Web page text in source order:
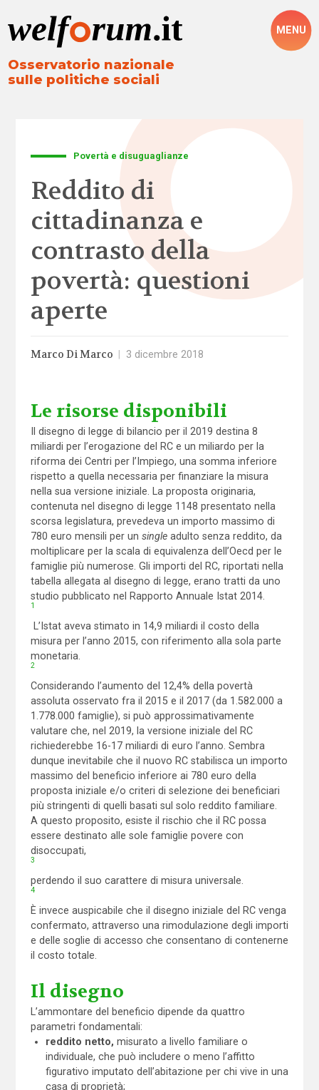
Osservatorio nazionale
sulle politiche sociali
MENU
Povertà e disuguaglianze
Reddito di
cittadinanza e
contrasto della
povertà: questioni
aperte
Marco Di Marco 3 dicembre 2018
Le risorse disponibili
Il disegno di legge di bilancio per il 2019 destina 8
miliardi per l’erogazione del RC e un miliardo per la
riforma dei Centri per l’Impiego, una somma inferiore
rispetto a quella necessaria per finanziare la misura
nella sua versione iniziale. La proposta originaria,
contenuta nel disegno di legge 1148 presentato nella
scorsa legislatura, prevedeva un importo massimo di
780 euro mensili per un singleadulto senza reddito, da
moltiplicare per la scala di equivalenza dell’Oecd per le
famiglie più numerose. Gli importi del RC, riportati nella
tabella allegata al disegno di legge, erano tratti da uno
studio pubblicato nel Rapporto Annuale Istat 2014.
1
L’Istat aveva stimato in 14,9 miliardi il costo della
misura per l’anno 2015, con riferimento alla sola parte
monetaria.
2
Considerando l’aumento del 12,4% della povertà
assoluta osservato fra il 2015 e il 2017 (da 1.582.000 a
1.778.000 famiglie), si può approssimativamente
valutare che, nel 2019, la versione iniziale del RC
richiederebbe 16-17 miliardi di euro l’anno. Sembra
dunque inevitabile che il nuovo RC stabilisca un importo
massimo del beneficio inferiore ai 780 euro della
proposta iniziale e/o criteri di selezione dei beneficiari
più stringenti di quelli basati sul solo reddito familiare.
A questo proposito, esiste il rischio che il RC possa
essere destinato alle sole famiglie povere con
disoccupati,
3
perdendo il suo carattere di misura universale.
4
È invece auspicabile che il disegno iniziale del RC venga
confermato, attraverso una rimodulazione degli importi
e delle soglie di accesso che consentano di contenerne
il costo totale.
Il disegno
L’ammontare del beneficio dipende da quattro
parametri fondamentali:
reddito netto, misurato a livello familiare o
individuale, che può includere o meno l’affitto
figurativo imputato dell’abitazione per chi vive in una
casa di proprietà;